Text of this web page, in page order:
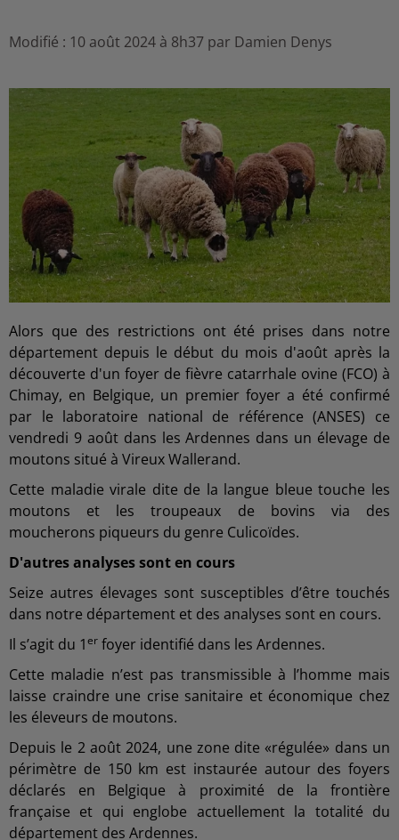
Modifié : 10 août 2024 à 8h37 par Damien Denys
Alors que des restrictions ont été prises dans notre
département depuis le début du mois d'août après la
découverte d'un foyer de fièvre catarrhale ovine (FCO) à
Chimay, en Belgique, un premier foyer a été confirmé
par le laboratoire national de référence (ANSES) ce
vendredi 9 août dans les Ardennes dans un élevage de
moutons situé à Vireux Wallerand.
Cette maladie virale dite de la langue bleue touche les
moutons et les troupeaux de bovins via des
moucherons piqueurs du genre Culicoïdes.
D'autres analyses sont en cours
Seize autres élevages sont susceptibles d’être touchés
dans notre département et des analyses sont en cours.
Il s’agit du 1er foyer identifié dans les Ardennes.
Cette maladie n’est pas transmissible à l’homme mais
laisse craindre une crise sanitaire et économique chez
les éleveurs de moutons.
Depuis le 2 août 2024, une zone dite «régulée» dans un
périmètre de 150 km est instaurée autour des foyers
déclarés en Belgique à proximité de la frontière
française et qui englobe actuellement la totalité du
département des Ardennes.